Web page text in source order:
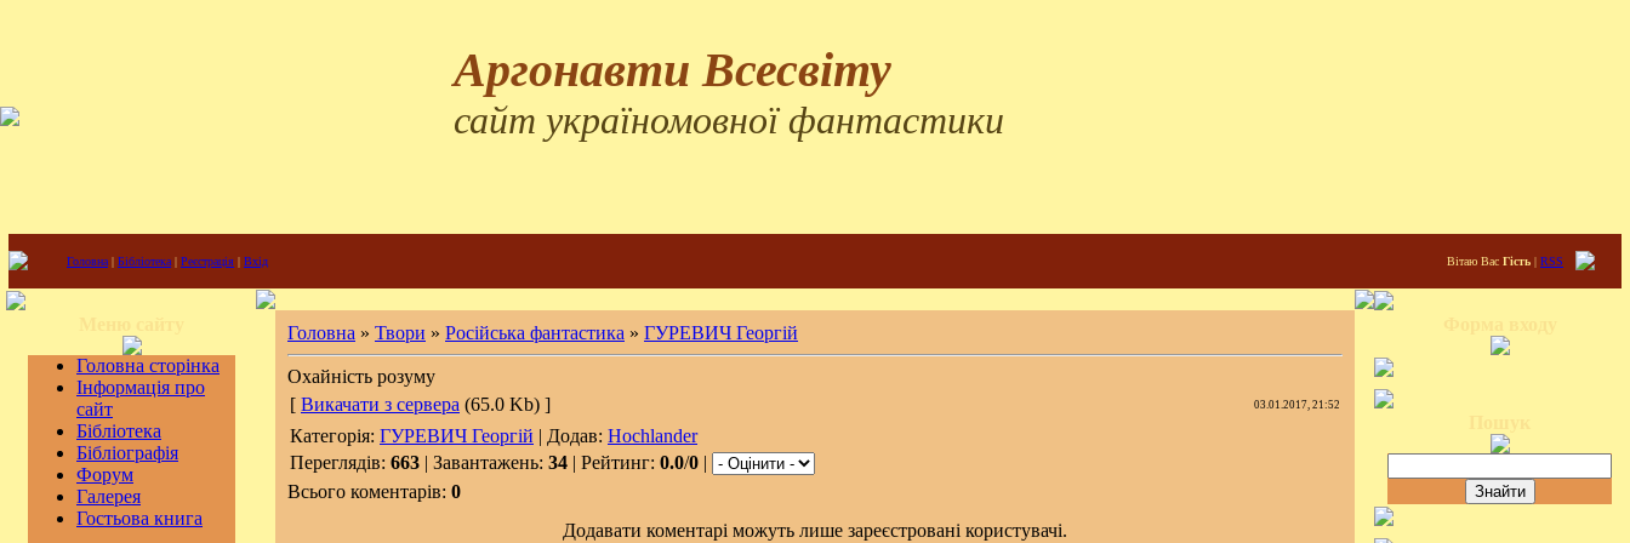
Аргонавти Всесвіту
сайт україномовної фантастики
Головна | Бібліотека | Реєстрація | Вхід Вітаю Вас Гість | RSS
Головна сторінка
Інформація про
сайт
Бібліотека
Бібліографія
Форум
Галерея
Гостьова книга
Головна » Твори » Російська фантастика » ГУРЕВИЧ Георгій
Охайність розуму
[ Викачати з сервера (65.0 Kb) ] 03.01.2017, 21:52
Категорія: ГУРЕВИЧ Георгій | Додав: Hochlander
Переглядів: 663 | Завантажень: 34 | Рейтинг: 0.0/0 |
Всього коментарів: 0
Додавати коментарі можуть лише зареєстровані користувачі.